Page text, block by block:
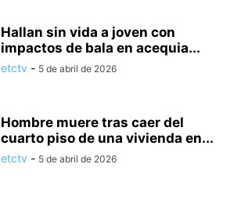
Hallan sin vida a joven con
impactos de bala en acequia...
etctv - 5 de abril de 2026
Hombre muere tras caer del
cuarto piso de una vivienda en...
etctv - 5 de abril de 2026